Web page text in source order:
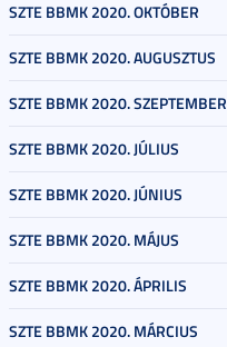
SZTE BBMK 2020. OKTÓBER
SZTE BBMK 2020. AUGUSZTUS
SZTE BBMK 2020. SZEPTEMBER
SZTE BBMK 2020. JÚLIUS
SZTE BBMK 2020. JÚNIUS
SZTE BBMK 2020. MÁJUS
SZTE BBMK 2020. ÁPRILIS
SZTE BBMK 2020. MÁRCIUS